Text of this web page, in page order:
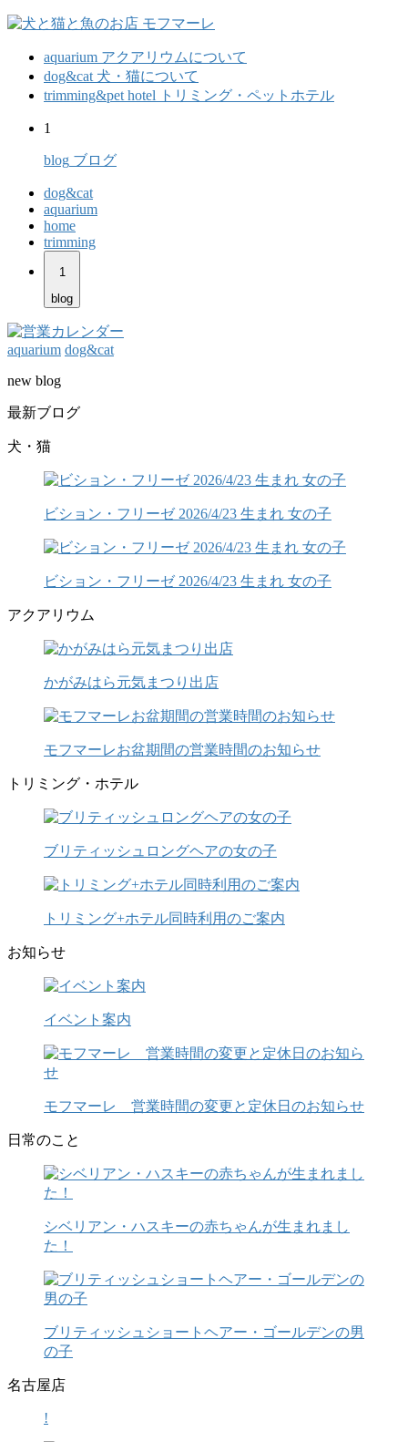
aquarium アクアリウムについて
dog&cat 犬・猫について
trimming&pet hotel
トリミング・ペットホテル
1
blog ブログ
dog&cat
aquarium
home
trimming
1
blog
aquarium dog&cat
new blog
最新ブログ
犬・猫
ビション・フリーゼ 2026/4/23 生まれ 女の子
ビション・フリーゼ 2026/4/23 生まれ 女の子
アクアリウム
かがみはら元気まつり出店
モフマーレお盆期間の営業時間のお知らせ
トリミング・ホテル
ブリティッシュロングヘアの女の子
トリミング+ホテル同時利用のご案内
お知らせ
イベント案内
モフマーレ 営業時間の変更と定休日のお知らせ
日常のこと
シベリアン・ハスキーの赤ちゃんが生まれまし
た！
ブリティッシュショートヘアー・ゴールデンの男
の子
名古屋店
!